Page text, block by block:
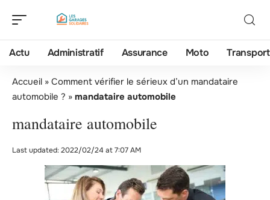
Actu Administratif Assurance Moto Transport
Accueil » Comment vérifier le sérieux d’un mandataire
automobile ? » mandataire automobile
mandataire automobile
Last updated: 2022/02/24 at 7:07 AM